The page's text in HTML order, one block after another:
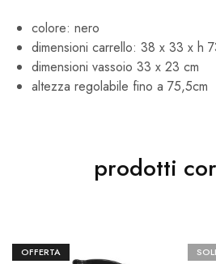
colore: nero
dimensioni carrello: 38 x 33 x h
dimensioni vassoio 33 x 23 cm
altezza regolabile fino a 75,5cm
prodotti
OFFERTA